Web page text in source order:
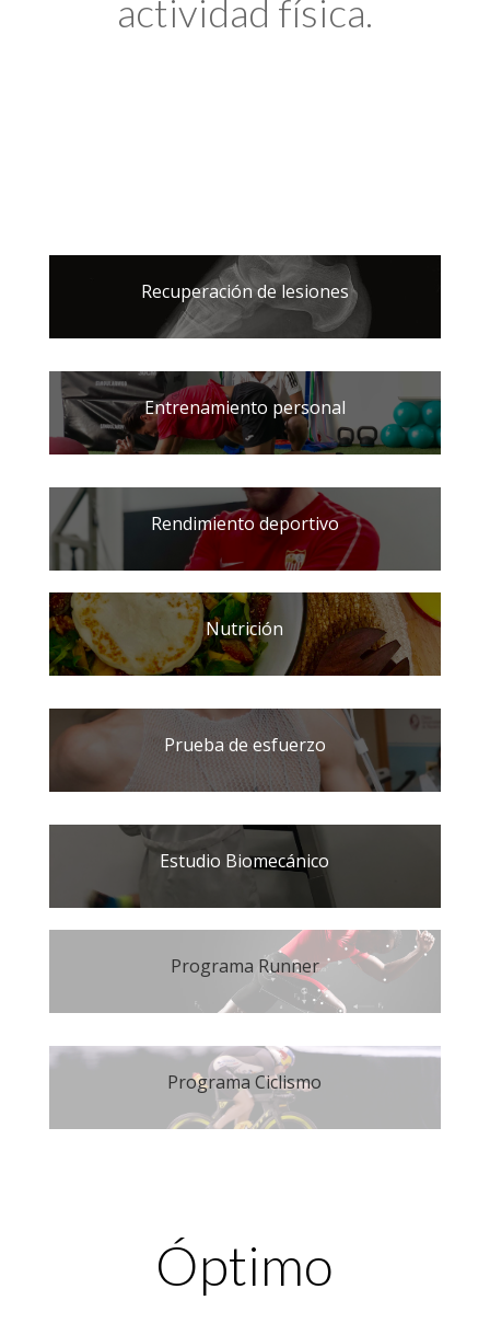
actividad física.
Recuperación de lesiones
Entrenamiento personal
Rendimiento deportivo
Nutrición
Prueba de esfuerzo
Estudio Biomecánico
Programa Runner
Programa Ciclismo
Óptimo